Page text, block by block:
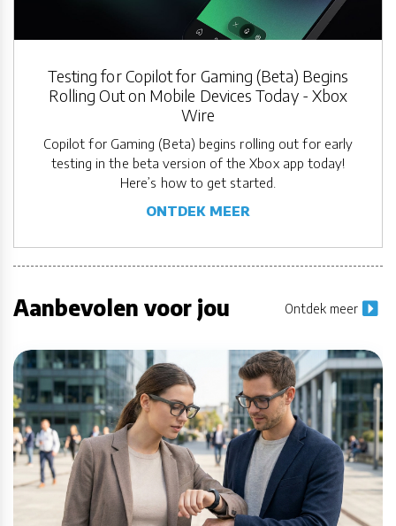
Testing for Copilot for Gaming (Beta) Begins
Rolling Out on Mobile Devices Today - Xbox
Wire
Copilot for Gaming (Beta) begins rolling out for early
testing in the beta version of the Xbox app today!
Here’s how to get started.
ONTDEK MEER
Aanbevolen voor jou Ontdek meer